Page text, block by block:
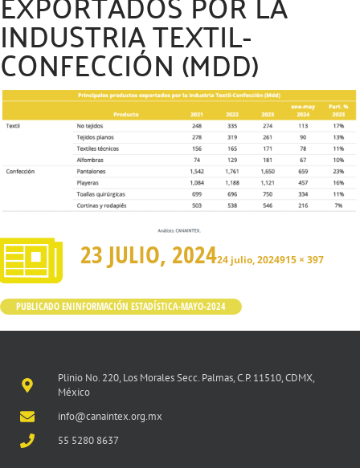
INDUSTRIA TEXTIL-
CONFECCIÓN (MDD)
23 JULIO, 202424 julio, 2024915 × 397
PUBLICADO ENINFORMACIÓN ESTADÍSTICA-MAYO-2024
Plinio No. 220, Los Morales Secc. Palmas, C.P. 11510, CDMX,
México
info@canaintex.org.mx
55 5280 8637